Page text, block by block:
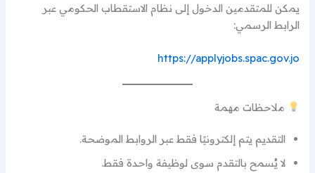
يمكن للمتقدمين الدخول إلى نظام الاستقطاب الحكومي عبر
الرابط الرسمي:
https://applyjobs.spac.gov.jo
ملاحظات مهمة
التقديم يتم إلكترونيًا فقط عبر الروابط الموضحة.
لا يُسمح بالتقدم سوى لوظيفة واحدة فقط.